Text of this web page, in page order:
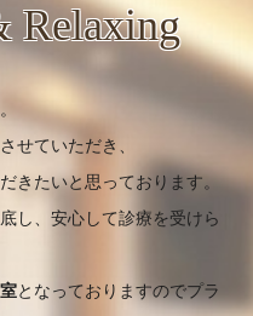
Relaxing
せていただき、
きたいと思っております。
し、安心して診療を受けら
となっておりますのでプラ